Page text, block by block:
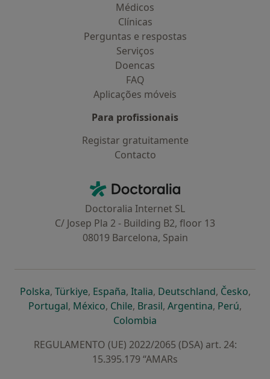
Médicos
Clínicas
Perguntas e respostas
Serviços
Doencas
FAQ
Aplicações móveis
Para profissionais
Registar gratuitamente
Contacto
Doctoralia - Homepage
Doctoralia Internet SL
C/ Josep Pla 2 - Building B2, floor 13
08019 Barcelona, Spain
Polskaabre num novo separador
, Türkiyeabre num novo separador
, Españaabre num novo separador
, Italiaabre num novo
, Deutschlandabre num
, Česko,
Portugalabre num novo separador
, Méxicoabre num novo separador
, Chileabre num novo separador
, Brasilabre num novo
, Argentinaabre num
, Perúabre
,
Colombia
REGULAMENTO (UE) 2022/2065 (DSA) art. 24:
15.395.179 “AMARs